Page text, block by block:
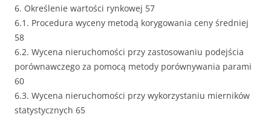
6. Określenie wartości rynkowej 57
6.1. Procedura wyceny metodą korygowania ceny średniej
58
6.2. Wycena nieruchomości przy zastosowaniu podejścia
porównawczego za pomocą metody porównywania parami
60
6.3. Wycena nieruchomości przy wykorzystaniu mierników
statystycznych 65